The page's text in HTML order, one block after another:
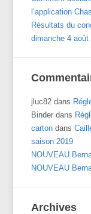
l’application
Résultats du
dimanche 4 août
jluc82 dans
Binder dans
carton dans
saison 2019
NOUVEAU
NOUVEAU
Archives